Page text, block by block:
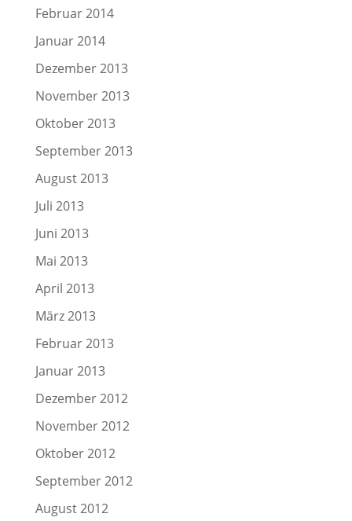
Februar 2014
Januar 2014
Dezember 2013
November 2013
Oktober 2013
September 2013
August 2013
Juli 2013
Juni 2013
Mai 2013
April 2013
März 2013
Februar 2013
Januar 2013
Dezember 2012
November 2012
Oktober 2012
September 2012
August 2012